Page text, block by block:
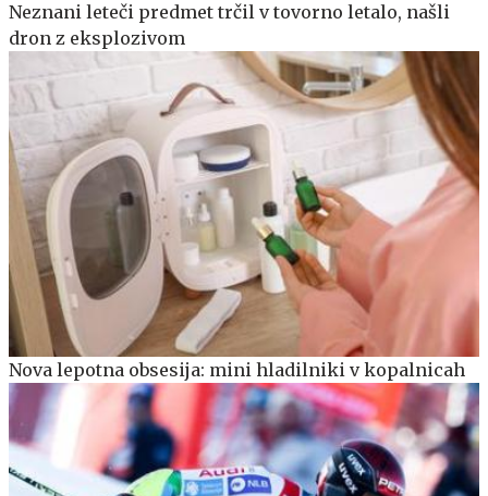
Neznani leteči predmet trčil v tovorno letalo, našli
dron z eksplozivom
Nova lepotna obsesija: mini hladilniki v kopalnicah